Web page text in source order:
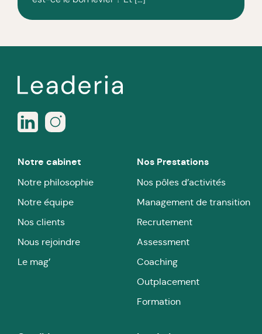
Notre cabinet
Notre philosophie
Notre équipe
Nos clients
Nous rejoindre
Le mag’
Nos Prestations
Nos pôles d’activités
Management de transition
Recrutement
Assessment
Coaching
Outplacement
Formation